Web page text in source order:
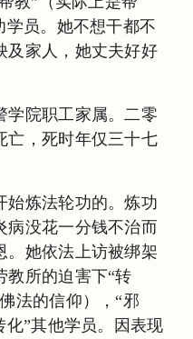
学员。她不想干都不
及家人，她丈夫好好
院职工家属。二零
亡，死时年仅三十七
始炼法轮功的。炼功
病没花一分钱不治而
。她依法上访被绑架
教所的迫害下“转
法的信仰），“邪
化”其他学员。因表现